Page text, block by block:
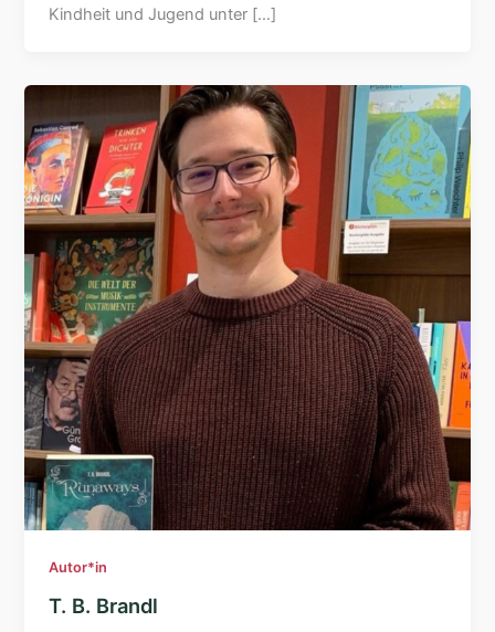
Kindheit und Jugend unter […]
Autor*in
T. B. Brandl